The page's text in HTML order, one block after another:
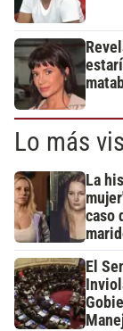
Lo más
La
caso
El